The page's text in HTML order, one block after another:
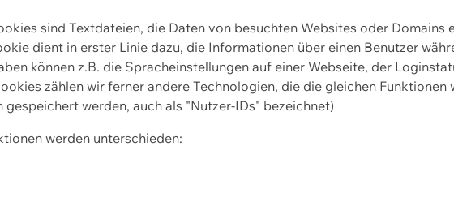
sind Textdateien, die Daten von besuchten Websites oder
dient in erster Linie dazu, die Informationen über einen Benutzer
können z.B. die Spracheinstellungen auf einer Webseite, der
zählen wir ferner andere Technologien, die die gleichen
werden, auch als "Nutzer-IDs" bezeichnet)
werden unterschieden: